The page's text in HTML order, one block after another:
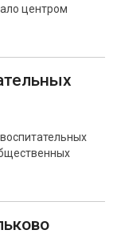
центром